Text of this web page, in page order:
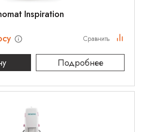
Inspiration
Подробнее
Сравнить